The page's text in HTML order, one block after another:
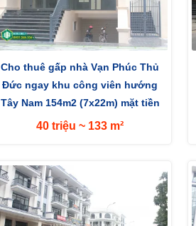
Cho thuê gấp nhà Vạn Phúc Thủ
Đức ngay khu công viên hướng
Tây Nam 154m2 (7x22m) mặt tiền
đường 13m
40 triệu ~ 133 m²